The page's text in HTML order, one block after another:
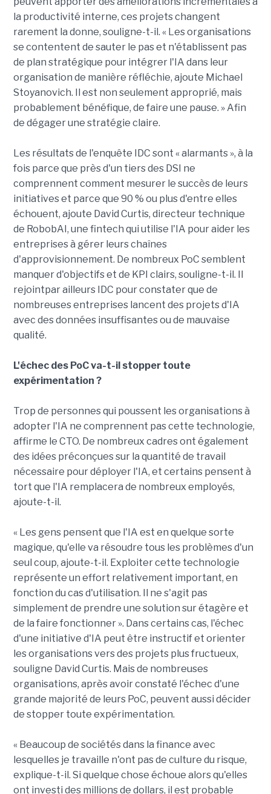
la productivité interne, ces projets changent
rarement la donne, souligne-t-il. « Les organisations
se contentent de sauter le pas et n'établissent pas
de plan stratégique pour intégrer l'IA dans leur
organisation de manière réfléchie, ajoute Michael
Stoyanovich. Il est non seulement approprié, mais
probablement bénéfique, de faire une pause. » Afin
de dégager une stratégie claire.
Les résultats de l'enquête IDC sont « alarmants », à la
fois parce que près d'un tiers des DSI ne
comprennent comment mesurer le succès de leurs
initiatives et parce que 90 % ou plus d'entre elles
échouent, ajoute David Curtis, directeur technique
de RobobAI, une fintech qui utilise l'IA pour aider les
entreprises à gérer leurs chaînes
d'approvisionnement. De nombreux PoC semblent
manquer d'objectifs et de KPI clairs, souligne-t-il. Il
rejointpar ailleurs IDC pour constater que de
nombreuses entreprises lancent des projets d'IA
avec des données insuffisantes ou de mauvaise
qualité.
L'échec des PoC va-t-il stopper toute
expérimentation ?
Trop de personnes qui poussent les organisations à
adopter l'IA ne comprennent pas cette technologie,
affirme le CTO. De nombreux cadres ont également
des idées préconçues sur la quantité de travail
nécessaire pour déployer l'IA, et certains pensent à
tort que l'IA remplacera de nombreux employés,
ajoute-t-il.
« Les gens pensent que l'IA est en quelque sorte
magique, qu'elle va résoudre tous les problèmes d'un
seul coup, ajoute-t-il. Exploiter cette technologie
représente un effort relativement important, en
fonction du cas d'utilisation. Il ne s'agit pas
simplement de prendre une solution sur étagère et
de la faire fonctionner ». Dans certains cas, l'échec
d'une initiative d'IA peut être instructif et orienter
les organisations vers des projets plus fructueux,
souligne David Curtis. Mais de nombreuses
organisations, après avoir constaté l'échec d'une
grande majorité de leurs PoC, peuvent aussi décider
de stopper toute expérimentation.
« Beaucoup de sociétés dans la finance avec
lesquelles je travaille n'ont pas de culture du risque,
explique-t-il. Si quelque chose échoue alors qu'elles
ont investi des millions de dollars, il est probable